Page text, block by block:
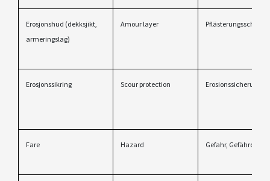
Erosjonshud (dekksjikt,
armeringslag)
Amour layer Pflästerungsschicht
Erosjonssikring Scour protection Erosionssicherung
Fare Hazard Gefahr, Gefährdung